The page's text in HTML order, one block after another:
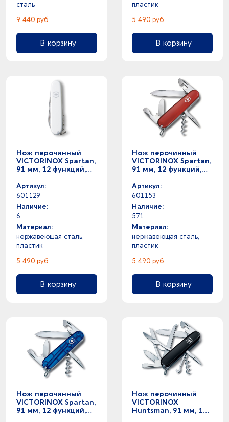
cталь
9 440 руб.
В корзину
пластик
5 490 руб.
В корзину
Нож перочинный
VICTORINOX Spartan,
91 мм, 12 функций,
Артикул:
601129
Наличие:
6
Материал:
нержавеющая cталь,
пластик
5 490 руб.
В корзину
Нож перочинный
VICTORINOX Spartan,
91 мм, 12 функций,
Артикул:
601153
Наличие:
571
Материал:
нержавеющая cталь,
пластик
5 490 руб.
В корзину
Нож перочинный
VICTORINOX Spartan,
91 мм, 12 функций,
Нож перочинный
VICTORINOX
Huntsman, 91 мм, 15